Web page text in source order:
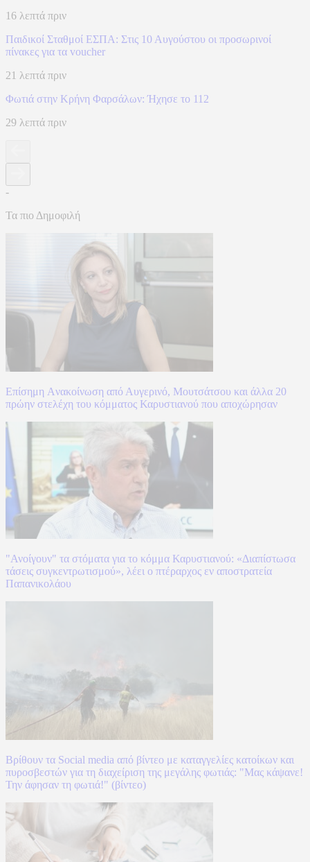
16 λεπτά πριν
Παιδικοί Σταθμοί ΕΣΠΑ: Στις 10 Αυγούστου οι προσωρινοί
πίνακες για τα voucher
21 λεπτά πριν
Φωτιά στην Κρήνη Φαρσάλων: Ήχησε το 112
29 λεπτά πριν
-
Τα πιο Δημοφιλή
Επίσημη Aνακοίνωση από Αυγερινό, Μουτσάτσου και άλλα 20
πρώην στελέχη του κόμματος Καρυστιανού που αποχώρησαν
"Ανοίγουν" τα στόματα για το κόμμα Καρυστιανού: «Διαπίστωσα
τάσεις συγκεντρωτισμού», λέει ο πτέραρχος εν αποστρατεία
Παπανικολάου
Βρίθουν τα Social media από βίντεο με καταγγελίες κατοίκων και
πυροσβεστών για τη διαχείριση της μεγάλης φωτιάς: "Μας κάψανε!
Την άφησαν τη φωτιά!" (βίντεο)